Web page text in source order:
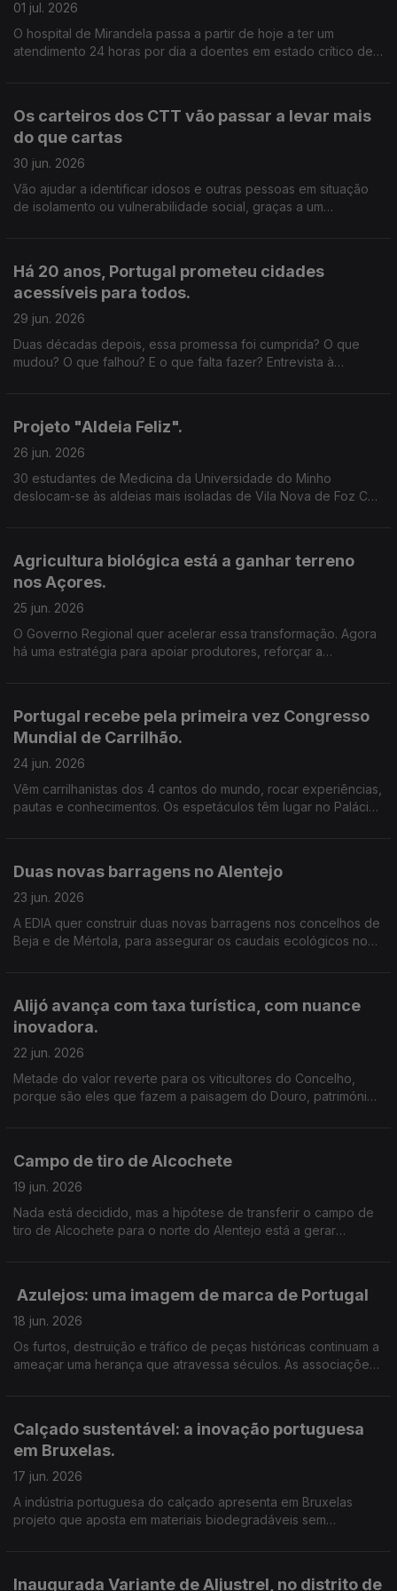
01 jul. 2026
O hospital de Mirandela passa a partir de hoje a ter um
atendimento 24 horas por dia a doentes em estado crítico de
Os carteiros dos CTT vão passar a levar mais
do que cartas
30 jun. 2026
Vão ajudar a identificar idosos e outras pessoas em situação
de isolamento ou vulnerabilidade social, graças a um
Há 20 anos, Portugal prometeu cidades
acessíveis para todos.
29 jun. 2026
Duas décadas depois, essa promessa foi cumprida? O que
mudou? O que falhou? E o que falta fazer? Entrevista à
Projeto "Aldeia Feliz".
26 jun. 2026
30 estudantes de Medicina da Universidade do Minho
deslocam-se às aldeias mais isoladas de Vila Nova de Foz Côa
Agricultura biológica está a ganhar terreno
nos Açores.
25 jun. 2026
O Governo Regional quer acelerar essa transformação. Agora
há uma estratégia para apoiar produtores, reforçar a
Portugal recebe pela primeira vez Congresso
Mundial de Carrilhão.
24 jun. 2026
Vêm carrilhanistas dos 4 cantos do mundo, rocar experiências,
pautas e conhecimentos. Os espetáculos têm lugar no Palácio
Duas novas barragens no Alentejo
23 jun. 2026
A EDIA quer construir duas novas barragens nos concelhos de
Beja e de Mértola, para assegurar os caudais ecológicos no
Alijó avança com taxa turística, com nuance
inovadora.
22 jun. 2026
Metade do valor reverte para os viticultores do Concelho,
porque são eles que fazem a paisagem do Douro, património
Campo de tiro de Alcochete
19 jun. 2026
Nada está decidido, mas a hipótese de transferir o campo de
tiro de Alcochete para o norte do Alentejo está a gerar
Azulejos: uma imagem de marca de Portugal
18 jun. 2026
Os furtos, destruição e tráfico de peças históricas continuam a
ameaçar uma herança que atravessa séculos. As associações
Calçado sustentável: a inovação portuguesa
em Bruxelas.
17 jun. 2026
A indústria portuguesa do calçado apresenta em Bruxelas
projeto que aposta em materiais biodegradáveis sem
Inaugurada Variante de Aljustrel, no distrito de